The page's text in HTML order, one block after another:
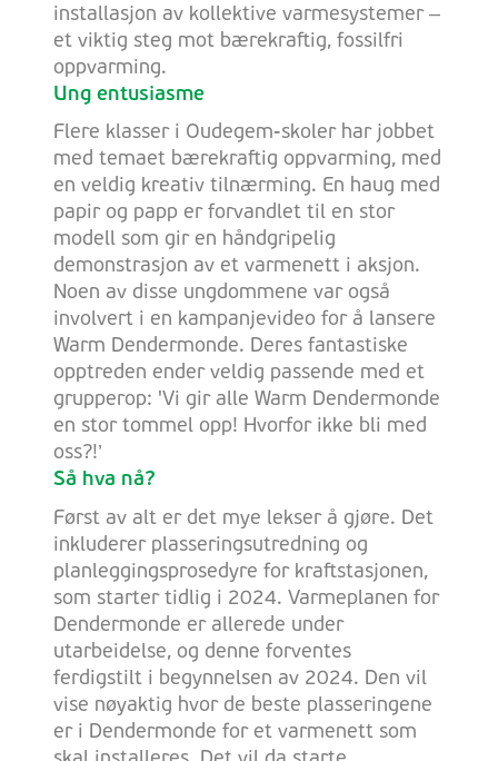
installasjon av kollektive varmesystemer –
et viktig steg mot bærekraftig, fossilfri
oppvarming.
Ung entusiasme
Flere klasser i Oudegem-skoler har jobbet
med temaet bærekraftig oppvarming, med
en veldig kreativ tilnærming. En haug med
papir og papp er forvandlet til en stor
modell som gir en håndgripelig
demonstrasjon av et varmenett i aksjon.
Noen av disse ungdommene var også
involvert i en kampanjevideo for å lansere
Warm Dendermonde. Deres fantastiske
opptreden ender veldig passende med et
grupperop: 'Vi gir alle Warm Dendermonde
en stor tommel opp! Hvorfor ikke bli med
oss?!’
Så hva nå?
Først av alt er det mye lekser å gjøre. Det
inkluderer plasseringsutredning og
planleggingsprosedyre for kraftstasjonen,
som starter tidlig i 2024. Varmeplanen for
Dendermonde er allerede under
utarbeidelse, og denne forventes
ferdigstilt i begynnelsen av 2024. Den vil
vise nøyaktig hvor de beste plasseringene
er i Dendermonde for et varmenett som